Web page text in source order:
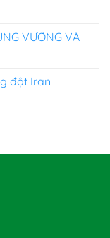
VƯƠNG VÀ
đột Iran